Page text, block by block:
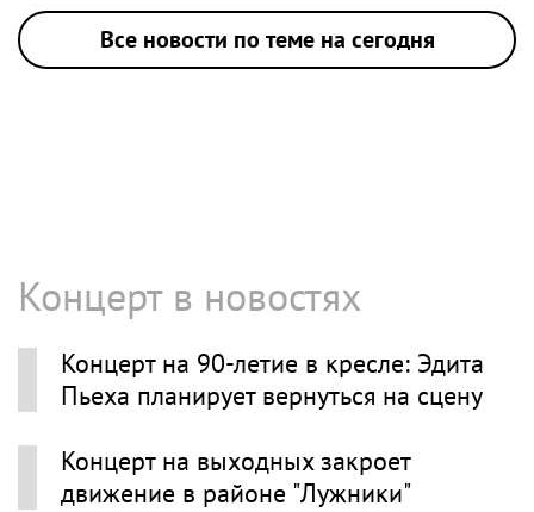
Все новости по теме на сегодня
Концерт в новостях
Концерт на 90-летие в кресле: Эдита
Пьеха планирует вернуться на сцену
Концерт на выходных закроет
движение в районе "Лужники"